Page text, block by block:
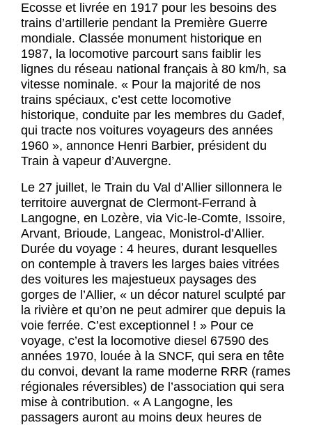
Ecosse et livrée en 1917 pour les besoins des
trains d’artillerie pendant la Première Guerre
mondiale. Classée monument historique en
1987, la locomotive parcourt sans faiblir les
lignes du réseau national français à 80 km/h, sa
vitesse nominale. « Pour la majorité de nos
trains spéciaux, c’est cette locomotive
historique, conduite par les membres du Gadef,
qui tracte nos voitures voyageurs des années
1960 », annonce Henri Barbier, président du
Train à vapeur d’Auvergne.
Le 27 juillet, le Train du Val d’Allier sillonnera le
territoire auvergnat de Clermont-Ferrand à
Langogne, en Lozère, via Vic-le-Comte, Issoire,
Arvant, Brioude, Langeac, Monistrol-d’Allier.
Durée du voyage : 4 heures, durant lesquelles
on contemple à travers les larges baies vitrées
des voitures les majestueux paysages des
gorges de l’Allier, « un décor naturel sculpté par
la rivière et qu’on ne peut admirer que depuis la
voie ferrée. C’est exceptionnel ! » Pour ce
voyage, c’est la locomotive diesel 67590 des
années 1970, louée à la SNCF, qui sera en tête
du convoi, devant la rame moderne RRR (rames
régionales réversibles) de l’association qui sera
mise à contribution. « A Langogne, les
passagers auront au moins deux heures de